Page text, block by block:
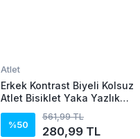
Atlet
Erkek Kontrast Biyeli Kolsuz
Atlet Bisiklet Yaka Yazlık
Basic Atlet - Turkuaz
%50
561,99 TL
280,99 TL